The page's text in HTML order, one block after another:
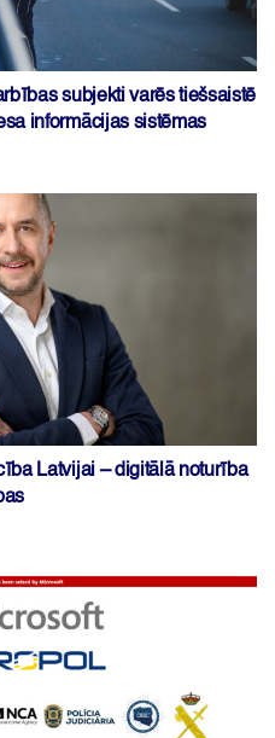
subjekti varēs tiešsaistē
informācijas sistēmas
Latvijai – digitālā noturība